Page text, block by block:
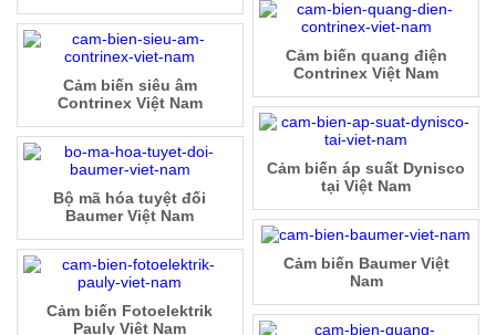
Cảm biến quang điện
Contrinex Việt Nam
Cảm biến siêu âm
Contrinex Việt Nam
Cảm biến áp suất Dynisco
tại Việt Nam
Bộ mã hóa tuyệt đối
Baumer Việt Nam
Cảm biến Baumer Việt
Nam
Cảm biến Fotoelektrik
Pauly Việt Nam